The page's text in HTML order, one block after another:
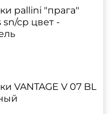
pallini "прага"
sn/cp цвет -
VANTAGE V 07 BL